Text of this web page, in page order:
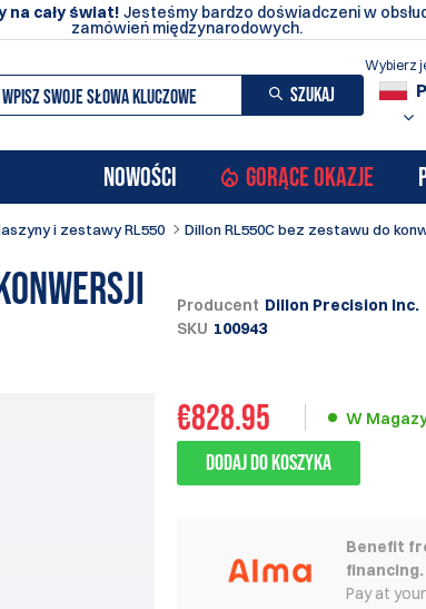
na cały świat! Jesteśmy bardzo doświadczeni w
zamówień międzynarodowych.
SZUKAJ
Wybierz
NOWOŚCI GORĄCE OKAZJE
i zestawy RL550 Dillon RL550C bez zestawu do
Producent Dillon Precision Inc.
SKU 100943
€828.95 W
Dodaj do koszyka
Benefit
financing.
Pay at